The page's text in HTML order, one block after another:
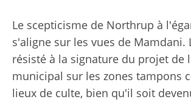
Le scepticisme de Northrup à
s'aligne sur les vues de Mamdani.
résisté à la signature du projet de
municipal sur les zones tampons
lieux de culte, bien qu'il soit